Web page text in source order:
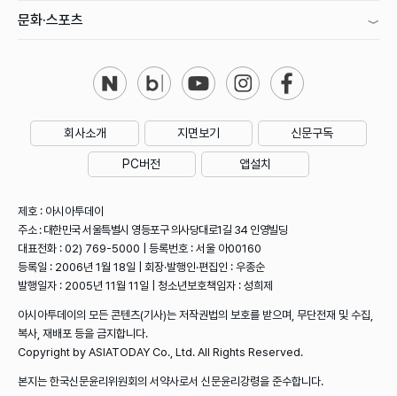
문화·스포츠
회사소개 지면보기 신문구독
PC버전 앱설치
제호 : 아시아투데이
주소 : 대한민국 서울특별시 영등포구 의사당대로1길 34 인영빌딩
대표전화 : 02) 769-5000 | 등록번호 : 서울 아00160
등록일 : 2006년 1월 18일 | 회장·발행인·편집인 : 우종순
발행일자 : 2005년 11월 11일 | 청소년보호책임자 : 성희제
아시아투데이의 모든 콘텐츠(기사)는 저작권법의 보호를 받으며, 무단전재 및 수집,
복사, 재배포 등을 금지합니다.
Copyright by ASIATODAY Co., Ltd. All Rights Reserved.
본지는 한국신문윤리위원회의 서약사로서 신문윤리강령을 준수합니다.